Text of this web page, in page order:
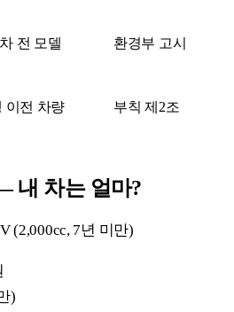
전 모델 환경부 고시
이전 차량 부칙 제2조
내 차는 얼마?
(2,000cc, 7년 미만)
)